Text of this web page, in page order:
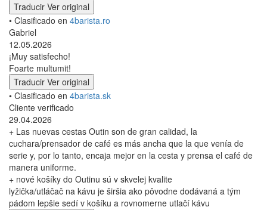
Traducir Ver original
• Clasificado en 4barista.ro
Gabriel
12.05.2026
¡Muy satisfecho!
Foarte multumit!
Traducir Ver original
• Clasificado en 4barista.sk
Cliente verificado
29.04.2026
+ Las nuevas cestas Outin son de gran calidad, la
cuchara/prensador de café es más ancha que la que venía de
serie y, por lo tanto, encaja mejor en la cesta y prensa el café de
manera uniforme.
+ nové košíky do Outinu sú v skvelej kvalite
lyžička/utláčač na kávu je širšia ako pôvodne dodávaná a tým
pádom lepšie sedí v košíku a rovnomerne utlačí kávu